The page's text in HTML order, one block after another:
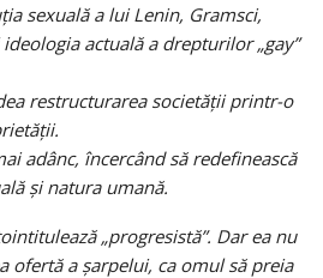
sexuală a lui Lenin, Gramsci,
actuală a drepturilor „gay”
restructurarea societății printr-o
adânc, încercând să redefinească
și natura umană.
„progresistă”. Dar ea nu
ofertă a șarpelui, ca omul să preia